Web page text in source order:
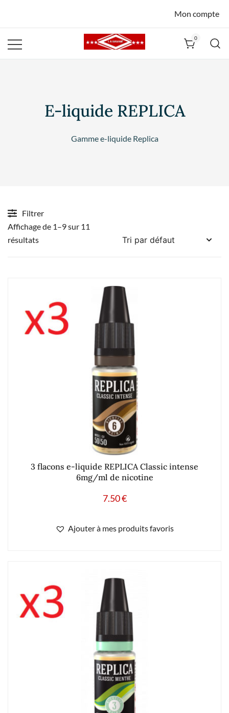
Mon compte
0
E-liquide REPLICA
Gamme e-liquide Replica
Filtrer
Affichage de 1–9 sur 11
résultats
3 flacons e-liquide REPLICA Classic intense
6mg/ml de nicotine
7.50€
Ajouter à mes produits favoris